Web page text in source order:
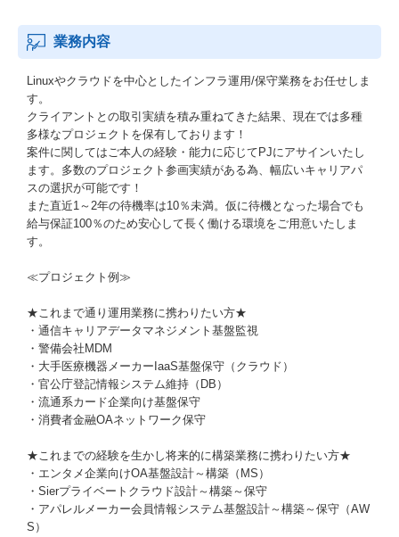
業務内容
Linuxやクラウドを中心としたインフラ運用/保守業務をお任せしま
す。
クライアントとの取引実績を積み重ねてきた結果、現在では多種
多様なプロジェクトを保有しております！
案件に関してはご本人の経験・能力に応じてPJにアサインいたし
ます。多数のプロジェクト参画実績がある為、幅広いキャリアパ
スの選択が可能です！
また直近1～2年の待機率は10％未満。仮に待機となった場合でも
給与保証100％のため安心して長く働ける環境をご用意いたしま
す。
≪プロジェクト例≫
★これまで通り運用業務に携わりたい方★
・通信キャリアデータマネジメント基盤監視
・警備会社MDM
・大手医療機器メーカーIaaS基盤保守（クラウド）
・官公庁登記情報システム維持（DB）
・流通系カード企業向け基盤保守
・消費者金融OAネットワーク保守
★これまでの経験を生かし将来的に構築業務に携わりたい方★
・エンタメ企業向けOA基盤設計～構築（MS）
・Sierプライベートクラウド設計～構築～保守
・アパレルメーカー会員情報システム基盤設計～構築～保守（AW
S）